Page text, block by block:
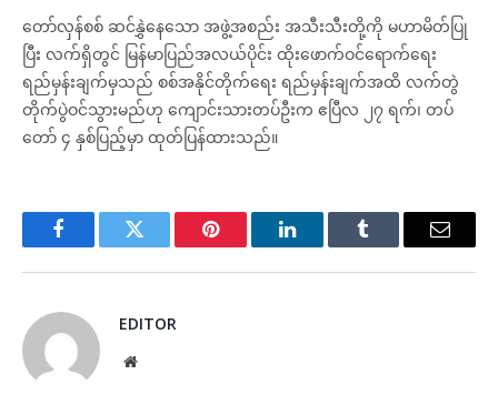
တော်လှန်စစ် ဆင်နွှဲနေသော အဖွဲ့အစည်း အသီးသီးတို့ကို မဟာမိတ်ပြု
ပြီး လက်ရှိတွင် မြန်မာပြည်အလယ်ပိုင်း ထိုးဖောက်ဝင်ရောက်ရေး
ရည်မှန်းချက်မှသည် စစ်အနိုင်တိုက်ရေး ရည်မှန်းချက်အထိ လက်တွဲ
တိုက်ပွဲဝင်သွားမည်ဟု ကျောင်းသားတပ်ဦးက ဧပြီလ ၂၇ ရက်၊ တပ်
တော် ၄ နှစ်ပြည့်မှာ ထုတ်ပြန်ထားသည်။
FacebookTwitter Pinterest LinkedInTumblr Email
EDITOR
Website